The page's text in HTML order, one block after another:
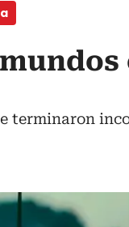
terminaron